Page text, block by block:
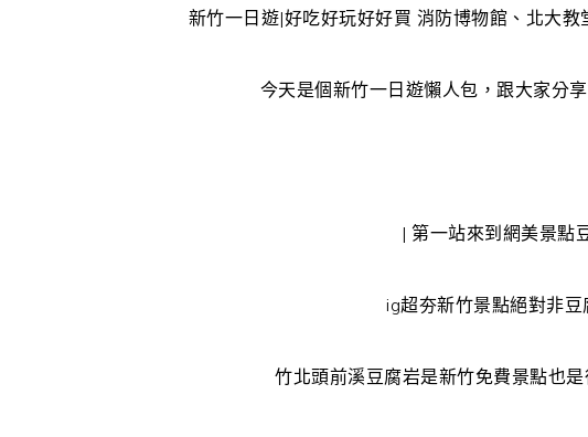
新竹一日遊|好吃好玩好好買 消防博物館、北大
今天是個新竹一日遊懶人包，跟大家分
| 第一站來到網美景點
ig超夯新竹景點絕對非豆
竹北頭前溪豆腐岩是新竹免費景點也